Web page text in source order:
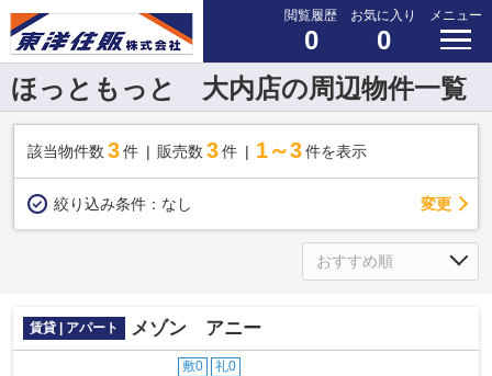
閲覧履歴
0
お気に入り
0
メニュー
ほっともっと 大内店の周辺物件一覧
該当物件数 3件 販売数 3 件 1～3 件を表示
絞り込み条件： なし 変更
賃貸 | アパート メゾン アニー
敷0 礼0